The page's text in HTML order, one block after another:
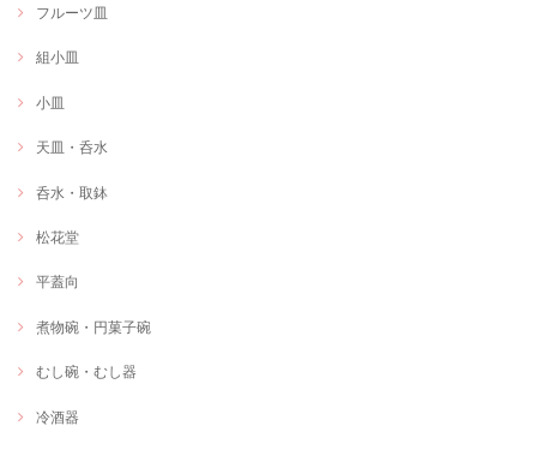
フルーツ皿
組小皿
小皿
天皿・呑水
呑水・取鉢
松花堂
平蓋向
煮物碗・円菓子碗
むし碗・むし器
冷酒器